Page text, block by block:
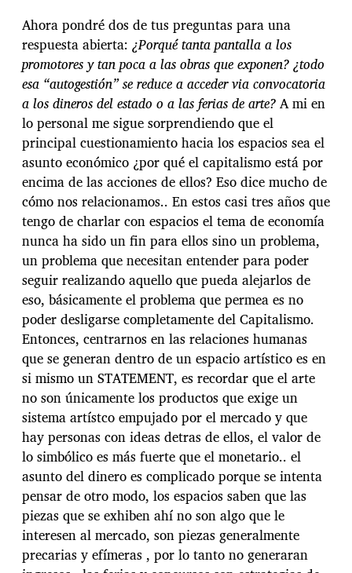
Ahora pondré dos de tus preguntas para una
respuesta abierta: ¿Porqué tanta pantalla a los
promotores y tan poca a las obras que exponen?¿todo
esa “autogestión” se reduce a acceder via convocatoria
a los dineros del estado o a las ferias de arte?A mi en
lo personal me sigue sorprendiendo que el
principal cuestionamiento hacia los espacios sea el
asunto económico ¿por qué el capitalismo está por
encima de las acciones de ellos? Eso dice mucho de
cómo nos relacionamos.. En estos casi tres años que
tengo de charlar con espacios el tema de economía
nunca ha sido un fin para ellos sino un problema,
un problema que necesitan entender para poder
seguir realizando aquello que pueda alejarlos de
eso, básicamente el problema que permea es no
poder desligarse completamente del Capitalismo.
Entonces, centrarnos en las relaciones humanas
que se generan dentro de un espacio artístico es en
si mismo un STATEMENT, es recordar que el arte
no son únicamente los productos que exige un
sistema artístco empujado por el mercado y que
hay personas con ideas detras de ellos, el valor de
lo simbólico es más fuerte que el monetario.. el
asunto del dinero es complicado porque se intenta
pensar de otro modo, los espacios saben que las
piezas que se exhiben ahí no son algo que le
interesen al mercado, son piezas generalmente
precarias y efímeras , por lo tanto no generaran